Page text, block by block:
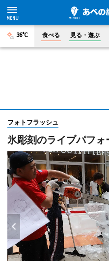
36°C 食べる 見る・遊ぶ
フォトフラッシュ
氷彫刻のライブパフォ